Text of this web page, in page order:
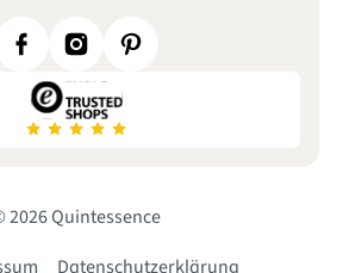
2026 Quintessence
Datenschutzerklärung